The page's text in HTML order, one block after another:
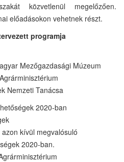
közvetlenül megelőzően.
előadásokon vehetnek részt.
programja
Mezőgazdasági Múzeum
Nemzeti Tanácsa
2020-ban
kívül megvalósuló
2020-ban.